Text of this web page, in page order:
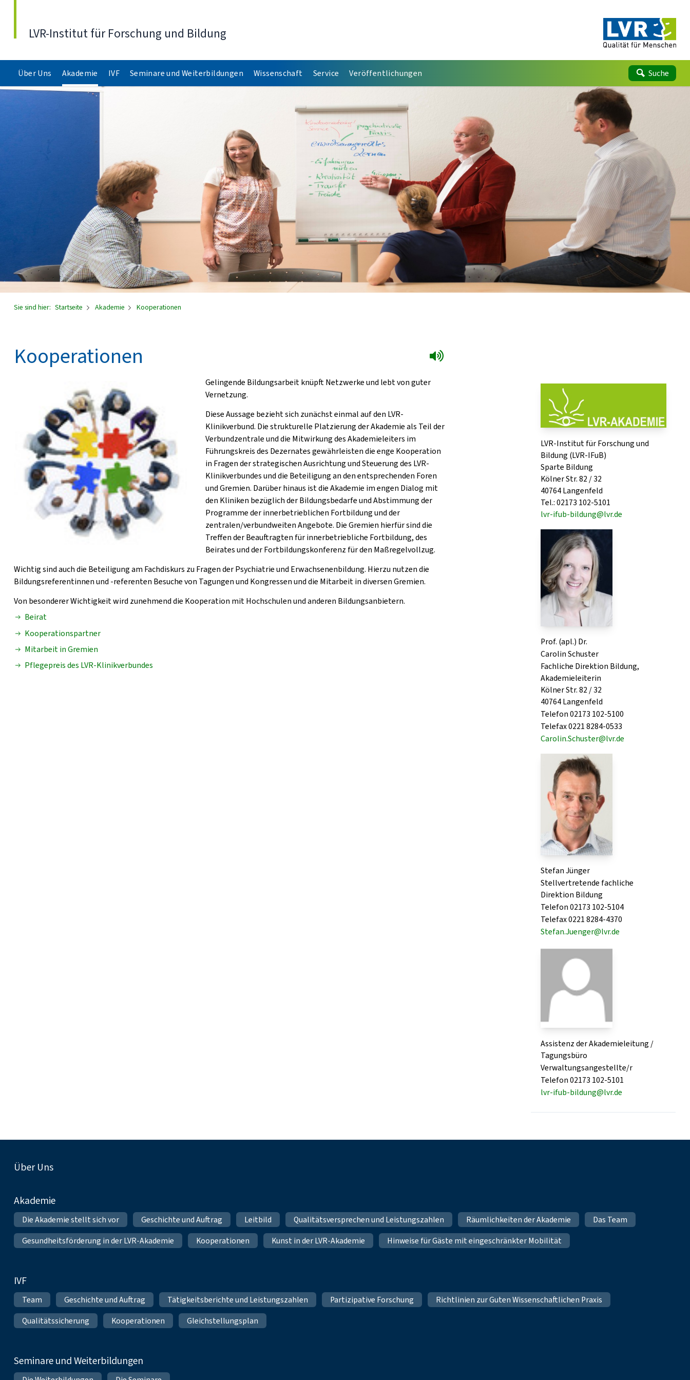
LVR-Institut für Forschung und Bildung
Über Uns Akademie IVF Seminare und Weiterbildungen Wissenschaft Service Veröffentlichungen Suche
Sie sind hier: Startseite Akademie Kooperationen
Kooperationen
Gelingende Bildungsarbeit knüpft Netzwerke und lebt von guter
Vernetzung.
Diese Aussage bezieht sich zunächst einmal auf den LVR-
Klinikverbund. Die strukturelle Platzierung der Akademie als Teil der
Verbundzentrale und die Mitwirkung des Akademieleiters im
Führungskreis des Dezernates gewährleisten die enge Kooperation
in Fragen der strategischen Ausrichtung und Steuerung des LVR-
Klinikverbundes und die Beteiligung an den entsprechenden Foren
und Gremien. Darüber hinaus ist die Akademie im engen Dialog mit
den Kliniken bezüglich der Bildungsbedarfe und Abstimmung der
Programme der innerbetrieblichen Fortbildung und der
zentralen/verbundweiten Angebote. Die Gremien hierfür sind die
Treffen der Beauftragten für innerbetriebliche Fortbildung, des
Beirates und der Fortbildungskonferenz für den Maßregelvollzug.
Wichtig sind auch die Beteiligung am Fachdiskurs zu Fragen der Psychiatrie und Erwachsenenbildung. Hierzu nutzen die
Bildungsreferentinnen und -referenten Besuche von Tagungen und Kongressen und die Mitarbeit in diversen Gremien.
Von besonderer Wichtigkeit wird zunehmend die Kooperation mit Hochschulen und anderen Bildungsanbietern.
Beirat
Kooperationspartner
Mitarbeit in Gremien
Pflegepreis des LVR-Klinikverbundes
LVR-Institut für Forschung und
Bildung (LVR-IFuB)
Sparte Bildung
Kölner Str. 82 / 32
40764 Langenfeld
Tel.: 02173 102-5101
lvr-ifub-bildung@lvr.de
Prof. (apl.) Dr.
Carolin Schuster
Fachliche Direktion Bildung,
Akademieleiterin
Kölner Str. 82 / 32
40764 Langenfeld
Telefon 02173 102-5100
Telefax 0221 8284-0533
Carolin.Schuster@lvr.de
Stefan Jünger
Stellvertretende fachliche
Direktion Bildung
Telefon 02173 102-5104
Telefax 0221 8284-4370
Stefan.Juenger@lvr.de
Assistenz der Akademieleitung /
Tagungsbüro
Verwaltungsangestellte/r
Telefon 02173 102-5101
lvr-ifub-bildung@lvr.de
Fußnavigation
Über Uns
Akademie
Die Akademie stellt sich vor Geschichte und Auftrag Leitbild Qualitätsversprechen und Leistungszahlen Räumlichkeiten der Akademie
Das Team
Gesundheitsförderung in der LVR-Akademie
Kooperationen Kunst in der LVR-Akademie Hinweise für Gäste mit eingeschränkter Mobilität
IVF
Team Geschichte und Auftrag Tätigkeitsberichte und Leistungszahlen Partizipative Forschung
Richtlinien zur Guten Wissenschaftlichen Praxis
Qualitätssicherung
Kooperationen Gleichstellungsplan
Seminare und Weiterbildungen